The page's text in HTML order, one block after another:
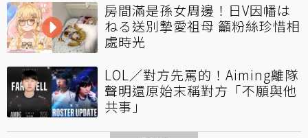
房間滿是孫女周邊！日V因幡は
ねる送別摯愛祖母 籲粉絲珍惜相
處時光
LOL／對方先罵的！Aiming離隊
聲明還原始末稱對方「不願與他
共事」